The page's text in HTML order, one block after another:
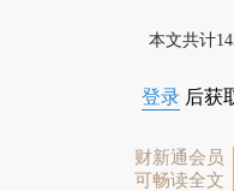
本文共计
登录 后获
财新通会员
可畅读全文